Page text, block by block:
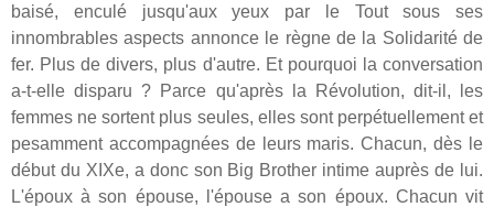
baisé, enculé jusqu'aux yeux par le Tout sous ses
innombrables aspects annonce le règne de la Solidarité de
fer. Plus de divers, plus d'autre. Et pourquoi la conversation
a-t-elle disparu ? Parce qu'après la Révolution, dit-il, les
femmes ne sortent plus seules, elles sont perpétuellement et
pesamment accompagnées de leurs maris. Chacun, dès le
début du XIXe, a donc son Big Brother intime auprès de lui.
L'époux à son épouse, l'épouse a son époux. Chacun vit